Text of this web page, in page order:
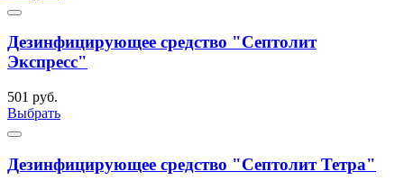
Дезинфицирующее средство "Септолит
Экспресс"
501 руб.
Выбрать
Дезинфицирующее средство "Септолит Тетра"